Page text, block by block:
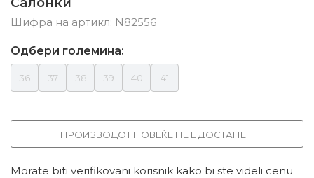
Шифра на артикл: N82556
Одбери големина:
36 37 38 39 40 41
ПРОИЗВОДОТ ПОВЕЌЕ НЕ Е ДОСТАПЕН
Morate biti verifikovani korisnik kako bi ste videli cenu